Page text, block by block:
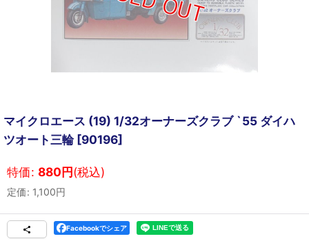
マイクロエース (19) 1/32オーナーズクラブ `55 ダイハ
ツオート三輪[90196]
特価: 880円(税込)
定価: 1,100円
Facebookでシェア